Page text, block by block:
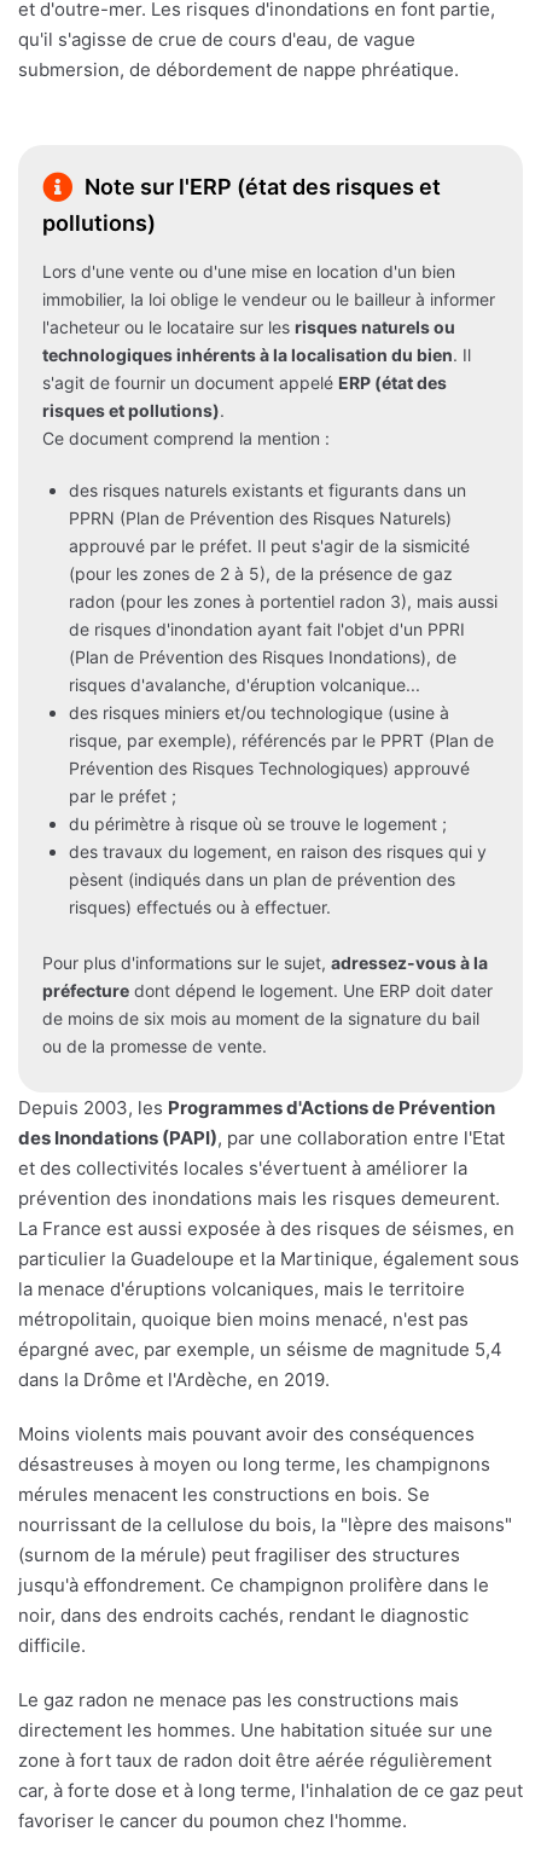
et d'outre-mer. Les risques d'inondations en font partie,
qu'il s'agisse de crue de cours d'eau, de vague
submersion, de débordement de nappe phréatique.
Note sur l'ERP (état des risques et
pollutions)
Lors d'une vente ou d'une mise en location d'un bien
immobilier, la loi oblige le vendeur ou le bailleur à informer
l'acheteur ou le locataire sur les risques naturels ou
technologiques inhérents à la localisation du bien. Il
s'agit de fournir un document appelé ERP (état des
risques et pollutions).
Ce document comprend la mention :
des risques naturels existants et figurants dans un
PPRN (Plan de Prévention des Risques Naturels)
approuvé par le préfet. Il peut s'agir de la sismicité
(pour les zones de 2 à 5), de la présence de gaz
radon (pour les zones à portentiel radon 3), mais aussi
de risques d'inondation ayant fait l'objet d'un PPRI
(Plan de Prévention des Risques Inondations), de
risques d'avalanche, d'éruption volcanique...
des risques miniers et/ou technologique (usine à
risque, par exemple), référencés par le PPRT (Plan de
Prévention des Risques Technologiques) approuvé
par le préfet ;
du périmètre à risque où se trouve le logement ;
des travaux du logement, en raison des risques qui y
pèsent (indiqués dans un plan de prévention des
risques) effectués ou à effectuer.
Pour plus d'informations sur le sujet, adressez-vous à la
préfecture dont dépend le logement. Une ERP doit dater
de moins de six mois au moment de la signature du bail
ou de la promesse de vente.
Depuis 2003, les Programmes d'Actions de Prévention
des Inondations (PAPI), par une collaboration entre l'Etat
et des collectivités locales s'évertuent à améliorer la
prévention des inondations mais les risques demeurent.
La France est aussi exposée à des risques de séismes, en
particulier la Guadeloupe et la Martinique, également sous
la menace d'éruptions volcaniques, mais le territoire
métropolitain, quoique bien moins menacé, n'est pas
épargné avec, par exemple, un séisme de magnitude 5,4
dans la Drôme et l'Ardèche, en 2019.
Moins violents mais pouvant avoir des conséquences
désastreuses à moyen ou long terme, les champignons
mérules menacent les constructions en bois. Se
nourrissant de la cellulose du bois, la "lèpre des maisons"
(surnom de la mérule) peut fragiliser des structures
jusqu'à effondrement. Ce champignon prolifère dans le
noir, dans des endroits cachés, rendant le diagnostic
difficile.
Le gaz radon ne menace pas les constructions mais
directement les hommes. Une habitation située sur une
zone à fort taux de radon doit être aérée régulièrement
car, à forte dose et à long terme, l'inhalation de ce gaz peut
favoriser le cancer du poumon chez l'homme.